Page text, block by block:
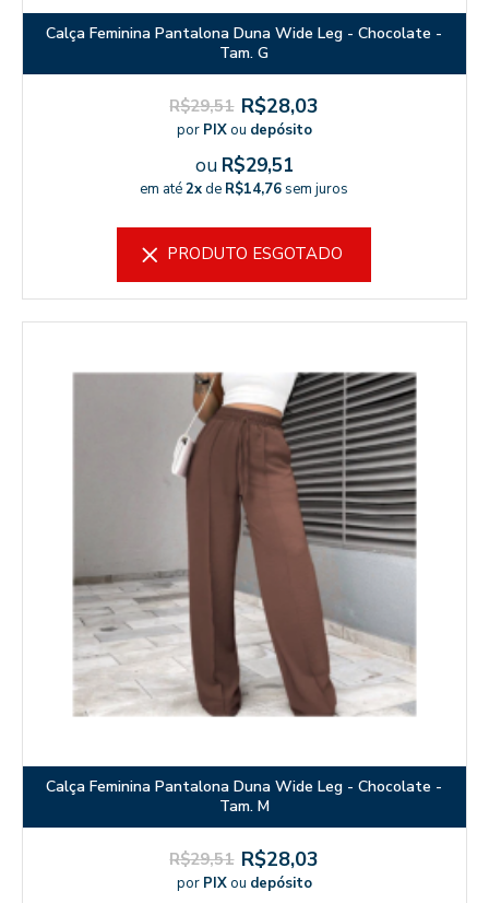
Calça Feminina Pantalona Duna Wide Leg - Chocolate -
Tam. G
R$29,51 R$28,03
por PIXou depósito
ou R$29,51
em até2xde R$14,76 sem juros
PRODUTO ESGOTADO
Calça Feminina Pantalona Duna Wide Leg - Chocolate -
Tam. M
R$29,51 R$28,03
por PIXou depósito